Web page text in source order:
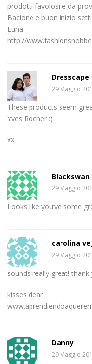
prodotti favolosi e da
Bacione e buon inizio
Luna
http://
Dresscape
29 Maggio
These products seem
Yves Rocher :)
xx
Blackswan
29 Maggio
Looks like you’ve some
carolina
29 Maggio
sounds really great!
kisses dear
Danny
29 Maggio